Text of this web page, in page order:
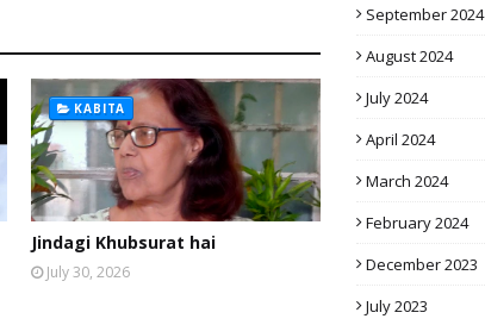
KABITA
Jindagi Khubsurat hai
July 30, 2026
September 2024
August 2024
July 2024
April 2024
March 2024
February 2024
December 2023
July 2023